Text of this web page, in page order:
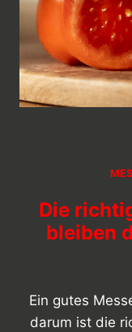
Die
bleiben
Ein gutes
darum ist die